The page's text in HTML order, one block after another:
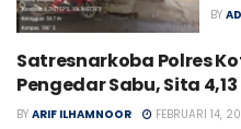
BY
HUKUM
Satresnarkoba Polres
Pengedar Sabu, Sita
BY ARIF ILHAMNOOR FEBRUARI 14,